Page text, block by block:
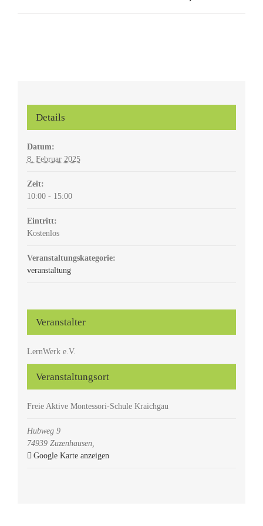
Details
Datum:
8. Februar 2025
Zeit:
10:00 - 15:00
Eintritt:
Kostenlos
Veranstaltungskategorie:
veranstaltung
Veranstaltungsort
Freie Aktive Montessori-Schule Kraichgau
Hubweg 9
74939 Zuzenhausen,
Google Karte anzeigen
Veranstalter
LernWerk e.V.